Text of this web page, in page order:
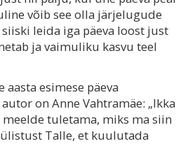
võib see olla järjelugude
leida iga päeva loost just
ja vaimuliku kasvu teel
aasta esimese päeva
on Anne Vahtramäe: „Ikka
tuletama, miks ma siin
Talle, et kuulutada